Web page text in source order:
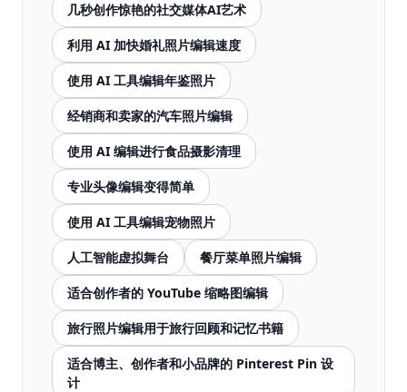
几秒创作惊艳的社交媒体AI艺术
利用 AI 加快婚礼照片编辑速度
使用 AI 工具编辑年鉴照片
经销商和卖家的汽车照片编辑
使用 AI 编辑进行食品摄影清理
专业头像编辑变得简单
使用 AI 工具编辑宠物照片
人工智能虚拟舞台 餐厅菜单照片编辑
适合创作者的 YouTube 缩略图编辑
旅行照片编辑用于旅行回顾和记忆书籍
适合博主、创作者和小品牌的 Pinterest Pin 设
计